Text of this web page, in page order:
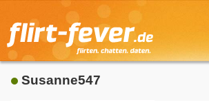
Susanne547